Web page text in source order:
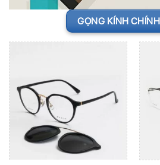
GỌNG KÍNH